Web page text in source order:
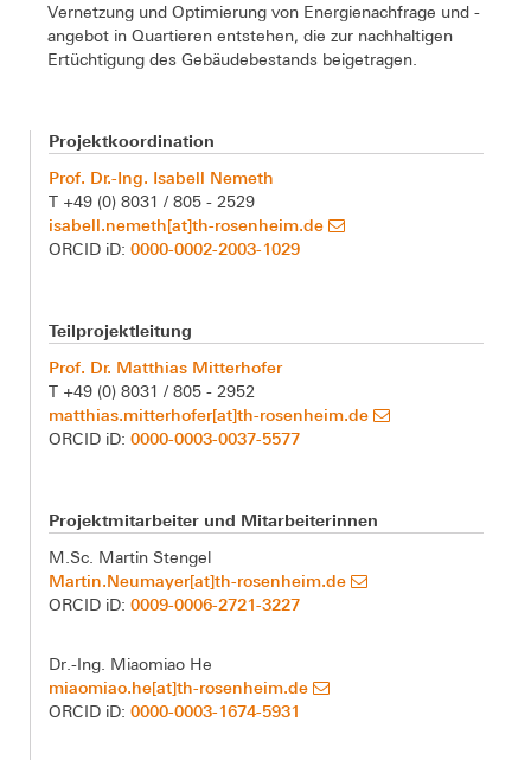
Vernetzung und Optimierung von Energienachfrage und -
angebot in Quartieren entstehen, die zur nachhaltigen
Ertüchtigung des Gebäudebestands beigetragen.
Projektkoordination
Prof. Dr.-Ing. Isabell Nemeth
T +49 (0) 8031 / 805 - 2529
isabell.nemeth[at]th-rosenheim.de
ORCID iD: 0000-0002-2003-1029
Teilprojektleitung
Prof. Dr. Matthias Mitterhofer
T +49 (0) 8031 / 805 - 2952
matthias.mitterhofer[at]th-rosenheim.de
ORCID iD: 0000-0003-0037-5577
Projektmitarbeiter und Mitarbeiterinnen
M.Sc. Martin Stengel
Martin.Neumayer[at]th-rosenheim.de
ORCID iD: 0009-0006-2721-3227
Dr.-Ing. Miaomiao He
miaomiao.he[at]th-rosenheim.de
ORCID iD: 0000-0003-1674-5931